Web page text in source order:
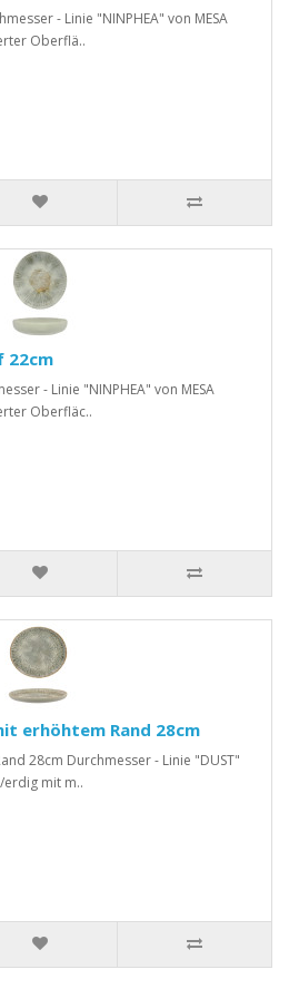
- Linie "NINPHEA" von MESA
Oberflä..
22cm
- Linie "NINPHEA" von MESA
Oberfläc..
erhöhtem Rand 28cm
28cm Durchmesser - Linie "DUST"
erdig mit m..